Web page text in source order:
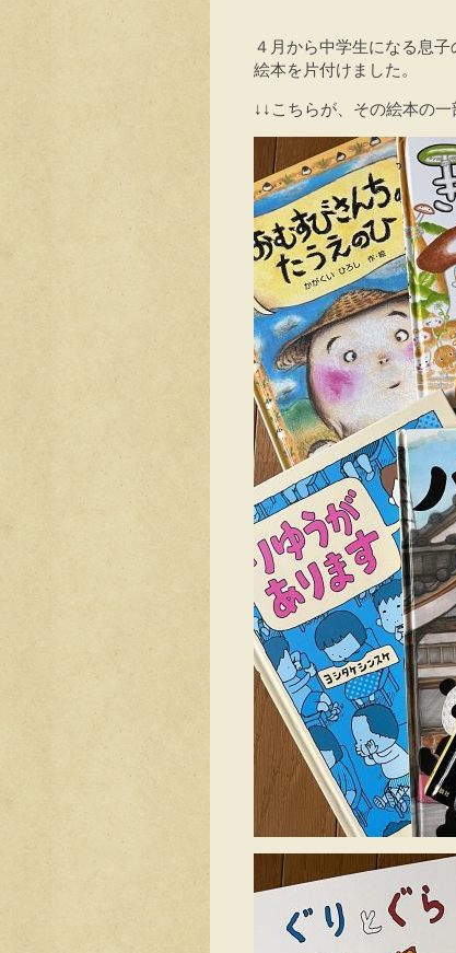
４月から中学生になる息
絵本を片付けました。
↓↓こちらが、その絵本の一